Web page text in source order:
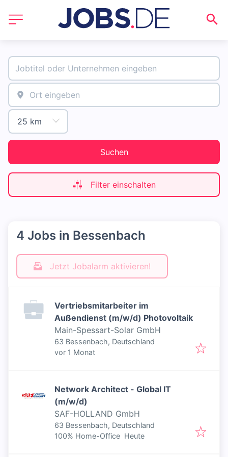
Suchen
Filter einschalten
4 Jobs in Bessenbach
Jetzt Jobalarm aktivieren!
Vertriebsmitarbeiter im
Außendienst (m/w/d) Photovoltaik
Main-Spessart-Solar GmbH
63 Bessenbach, Deutschland
Veröffentlicht
vor 1 Monat
Network Architect - Global IT
(m/w/d)
SAF-HOLLAND GmbH
63 Bessenbach, Deutschland
100% Home-Office Veröffentlicht
Heute